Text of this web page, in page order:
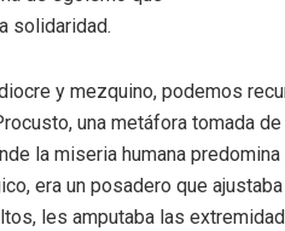
solidaridad.
y mezquino, podemos
una metáfora tomada
la miseria humana
era un posadero que
les amputaba las